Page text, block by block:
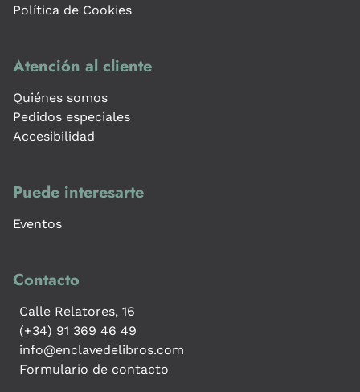
Política de Cookies
Atención al cliente
Quiénes somos
Pedidos especiales
Accesibilidad
Puede interesarte
Eventos
Contacto
Calle Relatores, 16
(+34) 91 369 46 49
info@enclavedelibros.com
Formulario de contacto